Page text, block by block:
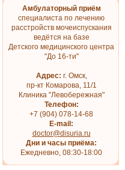
Амбулаторный приём
специалиста по лечению
расстройств мочеиспускания
ведётся на базе
Детского медицинского центра
"До 16-ти"
Адрес: г. Омск,
пр-кт Комарова, 11/1
Клиника "Левобережная"
Телефон:
+7 (904) 078-14-68
E-mail:
doctor@disuria.ru
Дни и часы приёма:
Ежедневно, 08:30-18:00